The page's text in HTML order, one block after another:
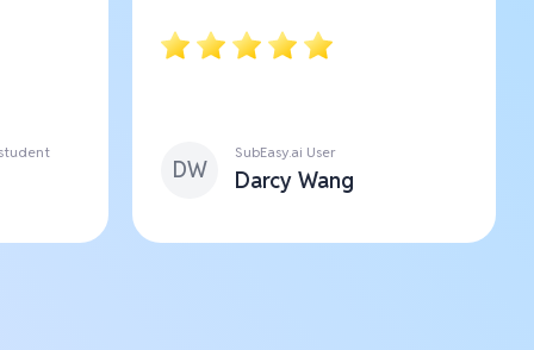
DW
SubEasy.ai User
Darcy Wang